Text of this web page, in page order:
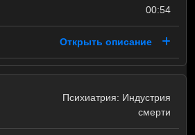
00:54
Открыть описание
Психиатрия: Индустрия
смерти